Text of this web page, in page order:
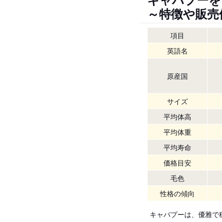
～特徴や販
項目
英語名
原産国
サイズ
平均体高
平均体重
平均寿命
価格目安
毛色
性格の傾向
キャバプーは、優雅